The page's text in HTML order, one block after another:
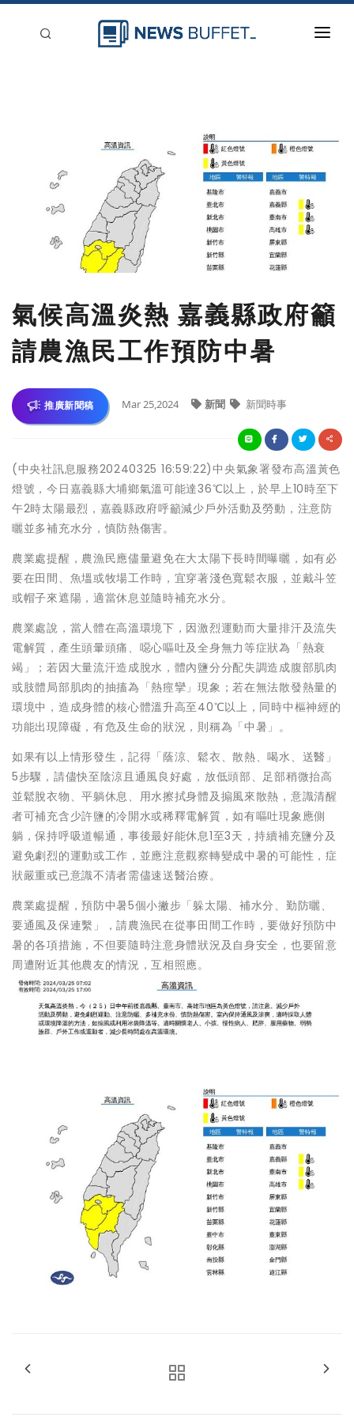
刊登
氣候高溫炎熱 嘉義縣政府籲
請農漁民工作預防中暑
推廣新聞稿 Mar 25,2024 新聞 新聞時事
(中央社訊息服務20240325 16:59:22)中央氣象署發布高溫黃色
燈號，今日嘉義縣大埔鄉氣溫可能達36℃以上，於早上10時至下
午2時太陽最烈，嘉義縣政府呼籲減少戶外活動及勞動，注意防
曬並多補充水分，慎防熱傷害。
農業處提醒，農漁民應儘量避免在大太陽下長時間曝曬，如有必
要在田間、魚塭或牧場工作時，宜穿著淺色寬鬆衣服，並戴斗笠
或帽子來遮陽，適當休息並隨時補充水分。
農業處說，當人體在高溫環境下，因激烈運動而大量排汗及流失
電解質，產生頭暈頭痛、噁心嘔吐及全身無力等症狀為「熱衰
竭」；若因大量流汗造成脫水，體內鹽分分配失調造成腹部肌肉
或肢體局部肌肉的抽搐為「熱痙攣」現象；若在無法散發熱量的
環境中，造成身體的核心體溫升高至40℃以上，同時中樞神經的
功能出現障礙，有危及生命的狀況，則稱為「中暑」。
如果有以上情形發生，記得「蔭涼、鬆衣、散熱、喝水、送醫」
5步驟，請儘快至陰涼且通風良好處，放低頭部、足部稍微抬高
並鬆脫衣物、平躺休息、用水擦拭身體及搧風來散熱，意識清醒
者可補充含少許鹽的冷開水或稀釋電解質，如有嘔吐現象應側
躺，保持呼吸道暢通，事後最好能休息1至3天，持續補充鹽分及
避免劇烈的運動或工作，並應注意觀察轉變成中暑的可能性，症
狀嚴重或已意識不清者需儘速送醫治療。
農業處提醒，預防中暑5個小撇步「躲太陽、補水分、勤防曬、
要通風及保連繫」，請農漁民在從事田間工作時，要做好預防中
暑的各項措施，不但要隨時注意身體狀況及自身安全，也要留意
周遭附近其他農友的情況，互相照應。